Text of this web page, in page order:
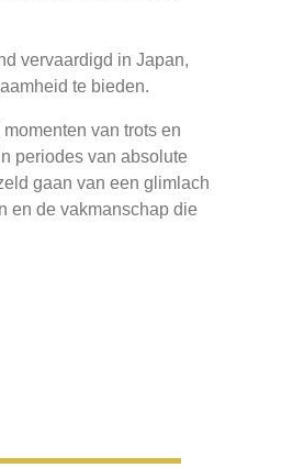
vervaardigd in Japan,
te bieden.
van trots en
periodes van absolute
gaan van een glimlach
en de vakmanschap die